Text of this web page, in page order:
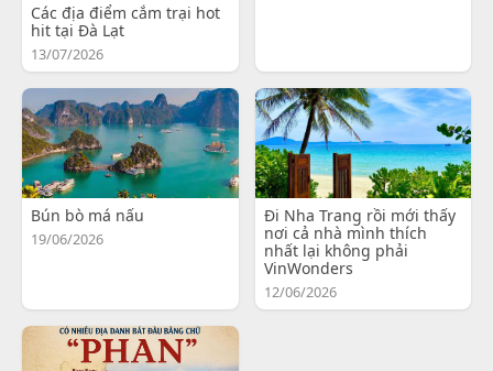
Các địa điểm cắm trại hot
hit tại Đà Lạt
13/07/2026
Bún bò má nấu
19/06/2026
Đi Nha Trang rồi mới thấy
nơi cả nhà mình thích
nhất lại không phải
VinWonders
12/06/2026